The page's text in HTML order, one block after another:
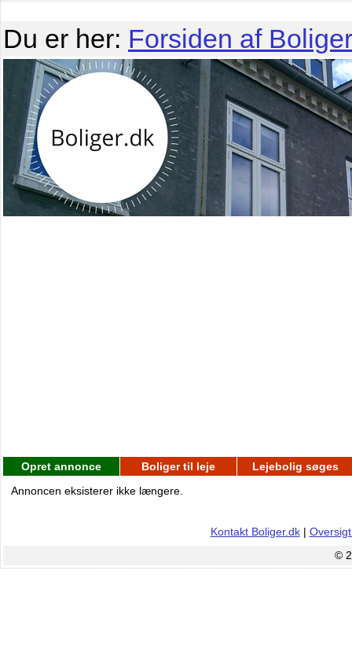
Du er her: Forsiden af
Opret annonce Boliger til leje
Lejebolig søges
Annoncen eksisterer ikke længere.
Kontakt Boliger.dk|
©